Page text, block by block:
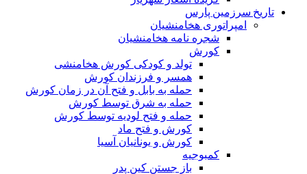
تاریخ سرزمین پارس
امپراتوری هخامنشیان
شجره نامه هخامنشیان
کورش
تولد و کودکی کورش هخامنشی
همسر و فرزندان کورش
حمله به بابل و فتح آن در زمان کورش
حمله به شرق توسط کورش
حمله و فتح لودیه توسط کورش
کورش و فتح ماد
کورش و یونانیان آسیا
کمبوجیه
باز جستن کین پدر